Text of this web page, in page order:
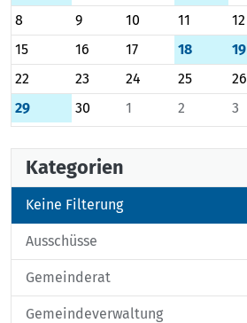
8
9 10 11 12
15
16 17 18 19
22
23 24 25 26
29
30 1 2 3
Kategorien
Keine Filterung
Ausschüsse
Gemeinderat
Gemeindeverwaltung